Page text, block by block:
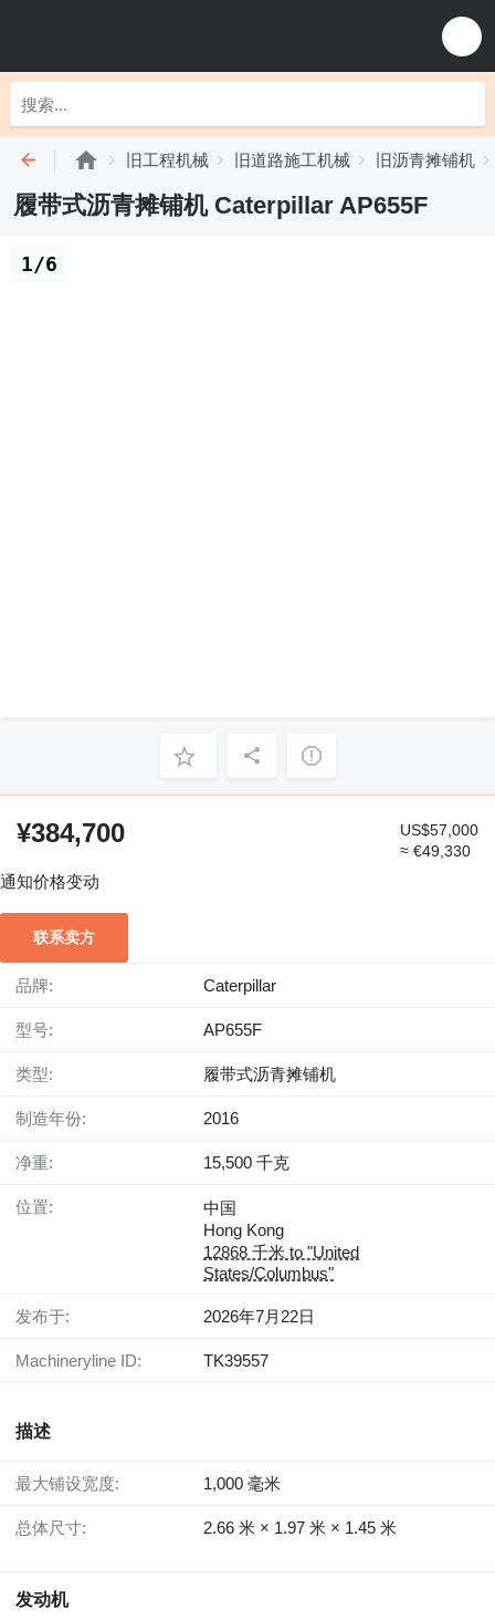
旧工程机械 旧道路施工机械 旧沥青摊铺机
履带式沥青摊铺机 Caterpillar AP655F
1/6
¥384,700
US$57,000
≈ €49,330
通知价格变动
联系卖方
品牌: Caterpillar
型号: AP655F
类型: 履带式沥青摊铺机
制造年份: 2016
净重: 15,500 千克
位置:
中国
Hong Kong
12868 千米 to "United
States/Columbus"
发布于: 2026年7月22日
Machineryline ID: TK39557
描述
最大铺设宽度: 1,000 毫米
总体尺寸: 2.66 米 × 1.97 米 × 1.45 米
发动机